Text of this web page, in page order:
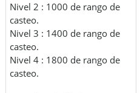
Nivel 2 : 1000 de rango de
casteo.
Nivel 3 : 1400 de rango de
casteo.
Nivel 4 : 1800 de rango de
casteo.